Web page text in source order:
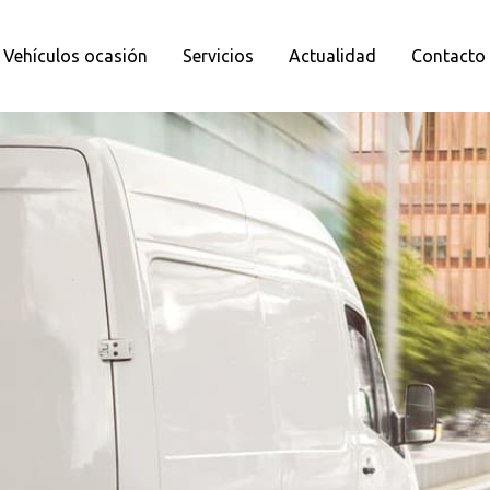
Vehículos ocasión Servicios Actualidad Contacto